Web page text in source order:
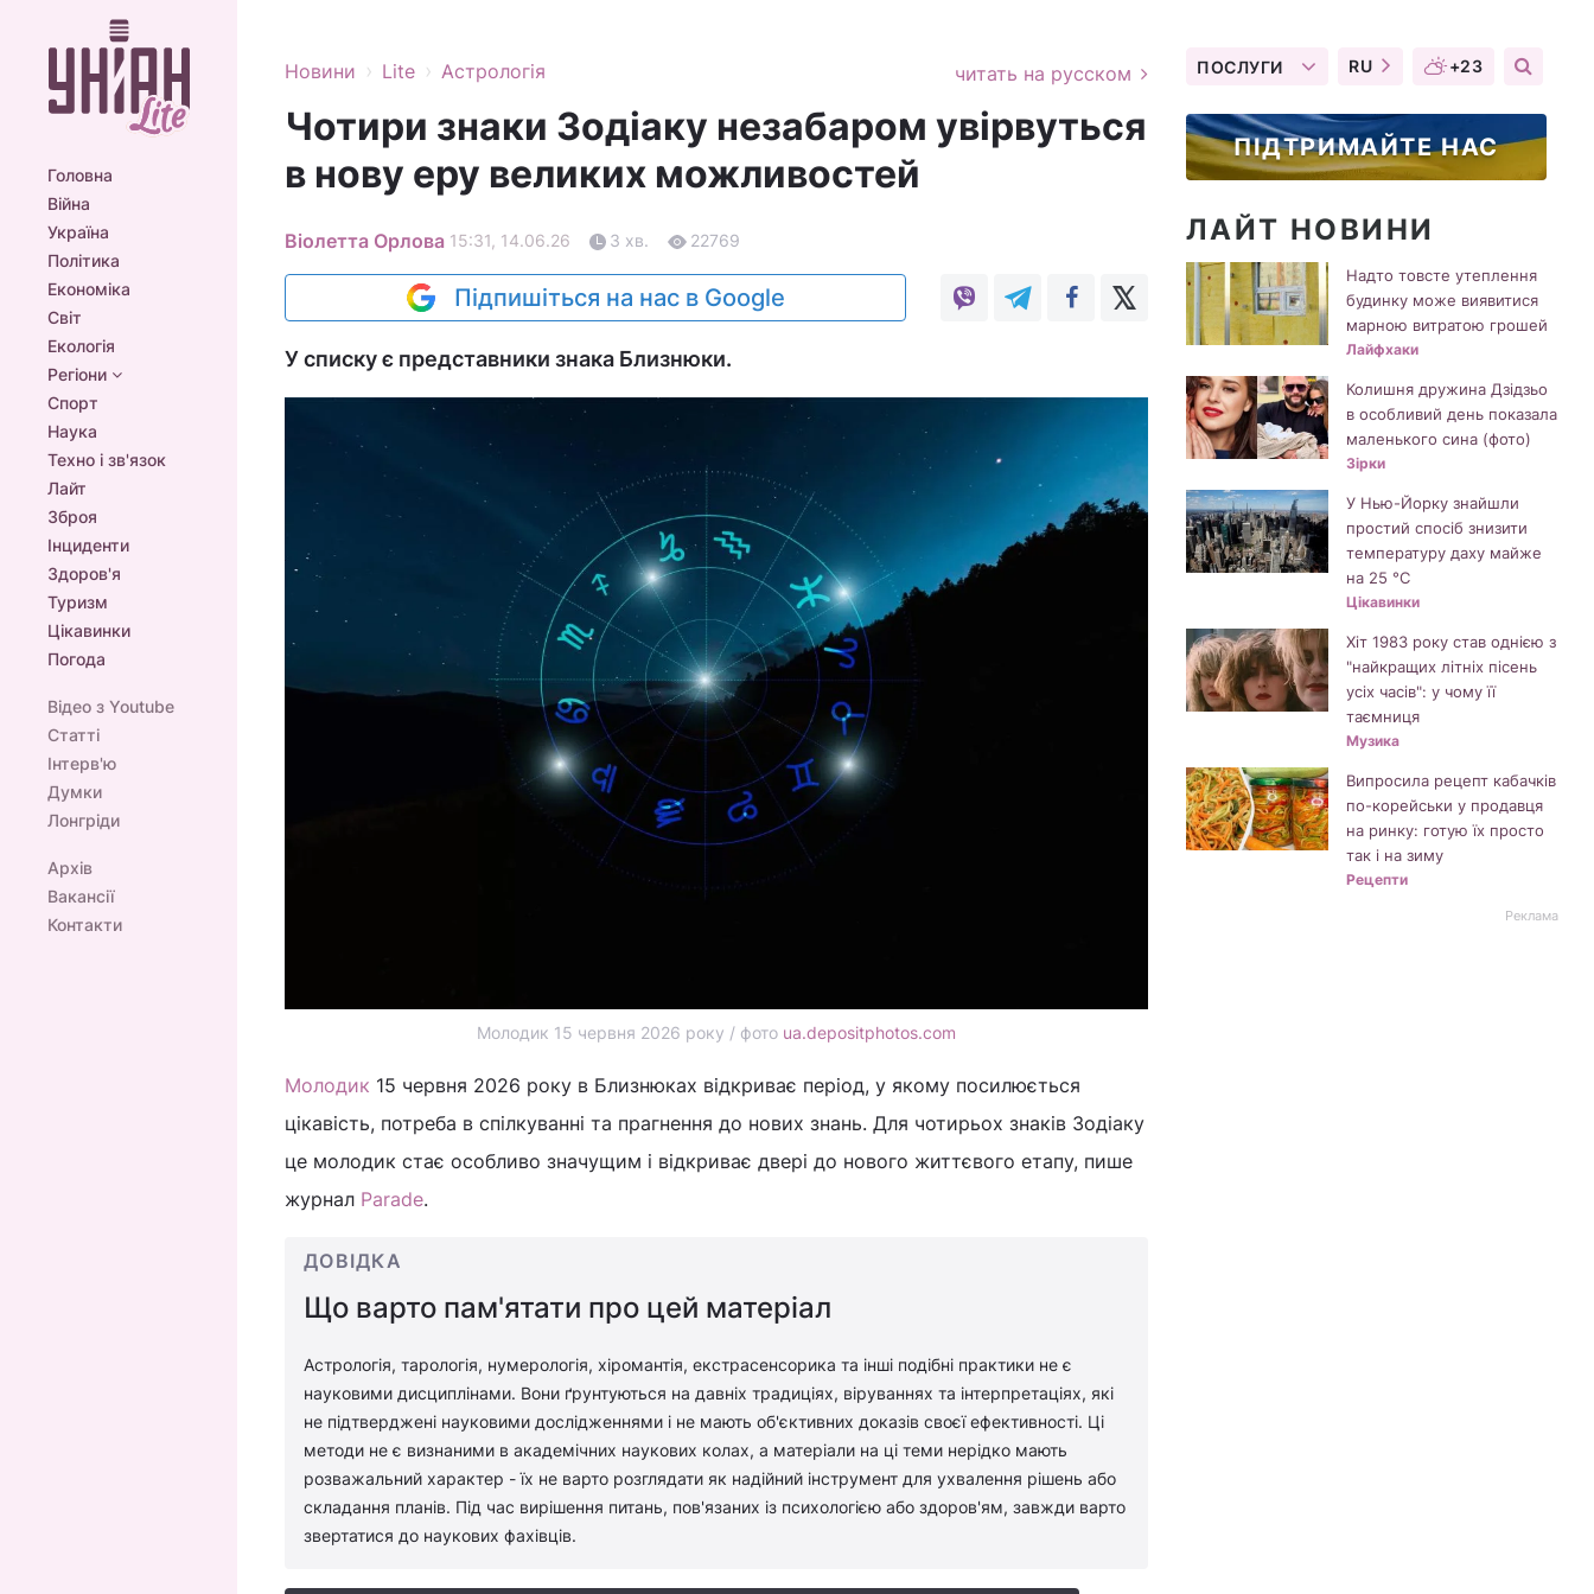
Головна
Війна
Україна
Політика
Економіка
Світ
Екологія
Регіони
Спорт
Наука
Техно і зв'язок
Лайт
Зброя
Інциденти
Здоров'я
Туризм
Цікавинки
Погода
Відео з Youtube
Статті
Інтерв'ю
Думки
Лонгріди
Архів
Вакансії
Контакти
Новини › Lite › Астрологія читать на русском
Чотири знаки Зодіаку незабаром увірвуться
в нову еру великих можливостей
Віолетта Орлова 15:31, 14.06.26 3 хв. 22769
Підпишіться на нас в Google
У списку є представники знака Близнюки.
Молодик 15 червня 2026 року / фото ua.depositphotos.com
Молодик 15 червня 2026 року в Близнюках відкриває період, у якому посилюється
цікавість, потреба в спілкуванні та прагнення до нових знань. Для чотирьох знаків Зодіаку
це молодик стає особливо значущим і відкриває двері до нового життєвого етапу, пише
журнал Parade.
ДОВІДКА
Що варто пам'ятати про цей матеріал
Астрологія, тарологія, нумерологія, хіромантія, екстрасенсорика та інші подібні практики не є
науковими дисциплінами. Вони ґрунтуються на давніх традиціях, віруваннях та інтерпретаціях, які
не підтверджені науковими дослідженнями і не мають об'єктивних доказів своєї ефективності. Ці
методи не є визнаними в академічних наукових колах, а матеріали на ці теми нерідко мають
розважальний характер - їх не варто розглядати як надійний інструмент для ухвалення рішень або
складання планів. Під час вирішення питань, пов'язаних із психологією або здоров'ям, завжди варто
звертатися до наукових фахівців.
ПОСЛУГИ RU +23
ПІДТРИМАЙТЕ НАС
ЛАЙТ НОВИНИ
Надто товсте утеплення
будинку може виявитися
марною витратою грошей
Лайфхаки
Колишня дружина Дзідзьо
в особливий день показала
маленького сина (фото)
Зірки
У Нью-Йорку знайшли
простий спосіб знизити
температуру даху майже
на 25 °C
Цікавинки
Хіт 1983 року став однією з
"найкращих літніх пісень
усіх часів": у чому її
таємниця
Музика
Випросила рецепт кабачків
по-корейськи у продавця
на ринку: готую їх просто
так і на зиму
Рецепти
Реклама